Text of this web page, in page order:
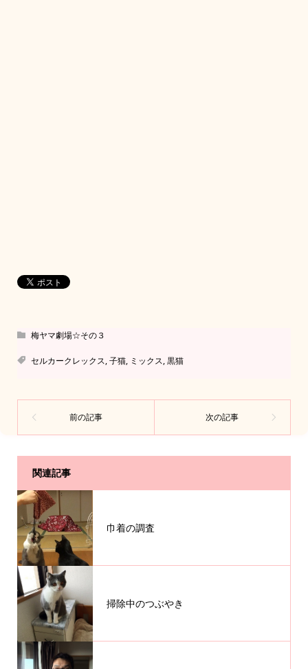
梅ヤマ劇場☆その３
セルカークレックス,子猫, ミックス,黒猫
関連記事
巾着の調査
掃除中のつぶやき